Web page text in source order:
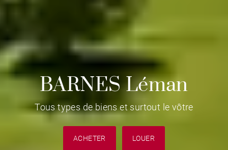
BARNES Léman
Tous types de biens et surtout le vôtre
ACHETER LOUER